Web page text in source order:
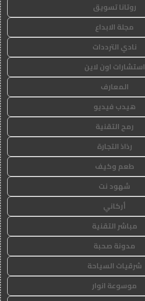
روتانا تسويق
مجلة الابداع
نادي الترددات
استشارات اون لاين
المعارف
هيدب فيديو
رمح التقنية
رذاذ التجارة
طعم وكيف
شهود نت
أركاني
مباشر التقنية
مدونة صحبة
شرقيات السياحة
موسوعة انوار